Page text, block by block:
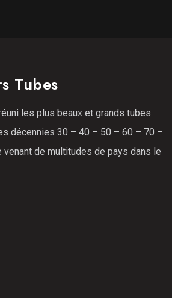
Tubes
les plus beaux et grands tubes
décennies 30 – 40 – 50 – 60 – 70 –
de multitudes de pays dans le